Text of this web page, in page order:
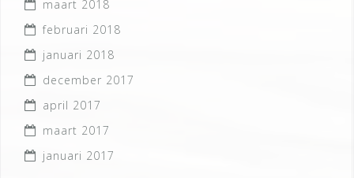
maart 2018
februari 2018
januari 2018
december 2017
april 2017
maart 2017
januari 2017